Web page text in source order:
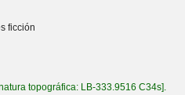
ficción
topográfica: LB-333.9516 C34s